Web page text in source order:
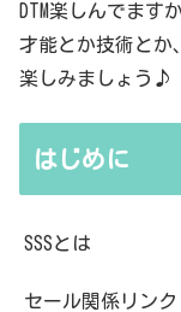
DTM楽しんでます
才能とか技術とか
楽しみましょう♪
はじめに
SSSとは
セール関係リンク